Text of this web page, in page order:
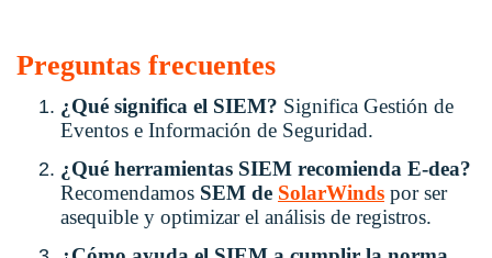
Preguntas frecuentes
¿Qué significa el SIEM? Significa Gestión de
Eventos e Información de Seguridad.
¿Qué herramientas SIEM recomienda E-dea?
Recomendamos SEM de SolarWinds por ser
asequible y optimizar el análisis de registros.